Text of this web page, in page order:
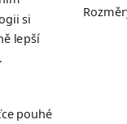
si
lepší
pouhé